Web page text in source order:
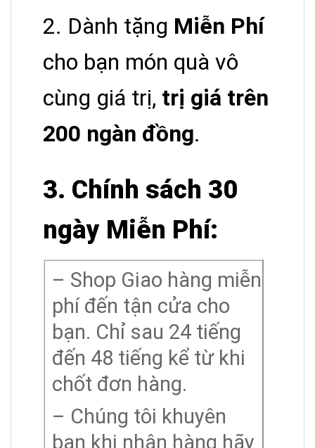
2. Dành tặng Miễn Phí
cho bạn món quà vô
cùng giá trị, trị giá trên
200 ngàn đồng.
3. Chính sách 30
ngày Miễn Phí:
– Shop Giao hàng miễn
phí đến tận cửa cho
bạn. Chỉ sau 24 tiếng
đến 48 tiếng kể từ khi
chốt đơn hàng.
– Chúng tôi khuyên
bạn khi nhận hàng hãy